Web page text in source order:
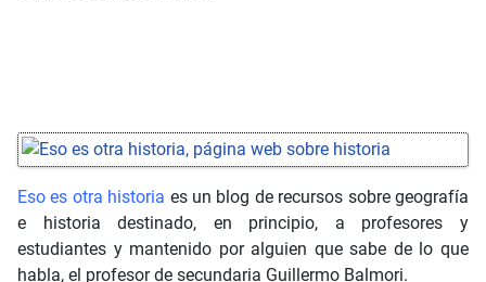
Eso es otra historia es un blog de recursos sobre geografía
e historia destinado, en principio, a profesores y
estudiantes y mantenido por alguien que sabe de lo que
habla, el profesor de secundaria Guillermo Balmori.